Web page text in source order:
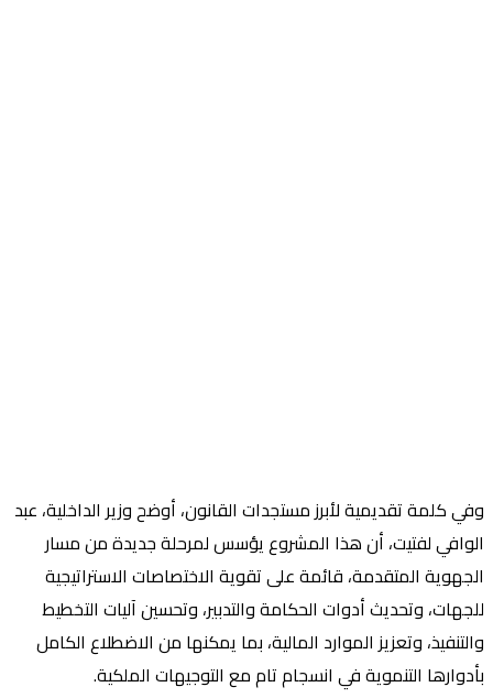
وفي كلمة تقديمية لأبرز مستجدات القانون، أوضح وزير الداخلية، عبد
الوافي لفتيت، أن هذا المشروع يؤسس لمرحلة جديدة من مسار
الجهوية المتقدمة، قائمة على تقوية الاختصاصات الاستراتيجية
للجهات، وتحديث أدوات الحكامة والتدبير، وتحسين آليات التخطيط
والتنفيذ، وتعزيز الموارد المالية، بما يمكنها من الاضطلاع الكامل
بأدوارها التنموية في انسجام تام مع التوجيهات الملكية.